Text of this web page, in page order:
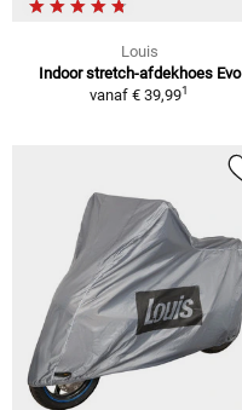
Louis
Indoor stretch-afdekhoes Evo
vanaf € 39,991